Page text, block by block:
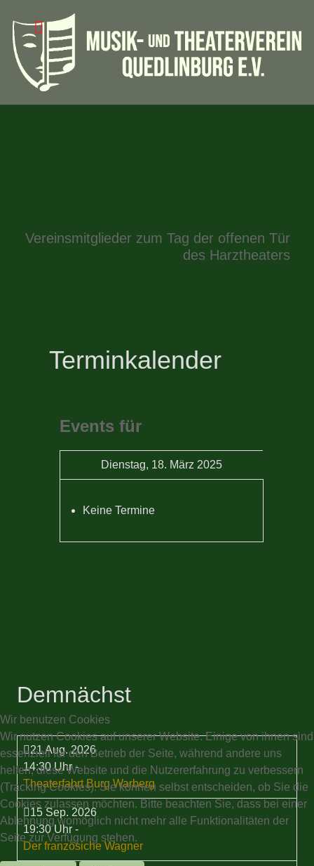
Vereinsmitglieder zum Tag der offenen Tür
des Harztheaters
Terminkalender
Events für
Dienstag, 18. März 2025
Keine Termine
Demnächst
21 Aug. 2026
14:30 Uhr-
Theaterfahrt Burg Warberg
15 Sep. 2026
19:30 Uhr -
Der französiche Wagner
Wir benutzen Cookies
Wir nutzen Cookies auf unserer Website. Einige von ihnen sind
essenziell für den Betrieb der Seite, während andere uns
helfen, diese Website und die Nutzererfahrung zu verbessern
(Tracking Cookies). Sie können selbst entscheiden, ob Sie die
Cookies zulassen möchten. Bitte beachten Sie, dass bei einer
Ablehnung womöglich nicht mehr alle Funktionalitäten der
Seite zur Verfügung stehen.